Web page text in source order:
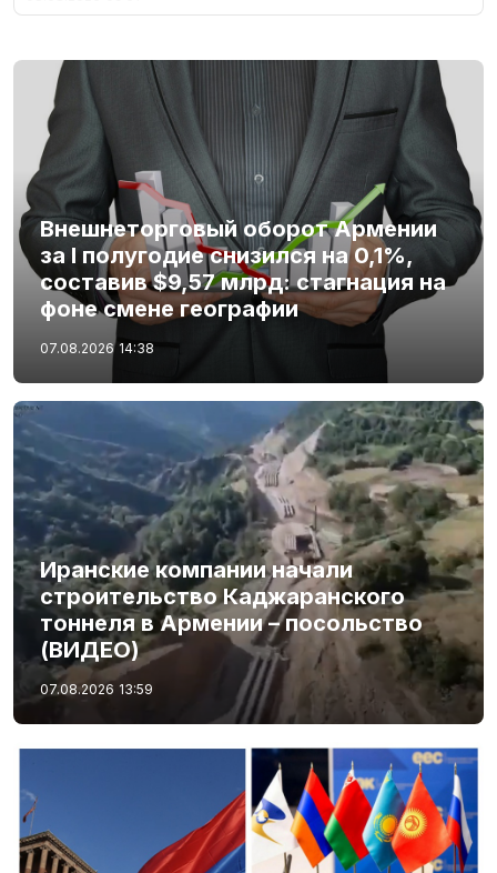
Внешнеторговый оборот Армении
за I полугодие снизился на 0,1%,
составив $9,57 млрд: стагнация на
фоне смене географии
07.08.2026 14:38
Иранские компании начали
строительство Каджаранского
тоннеля в Армении – посольство
(ВИДЕО)
07.08.2026 13:59